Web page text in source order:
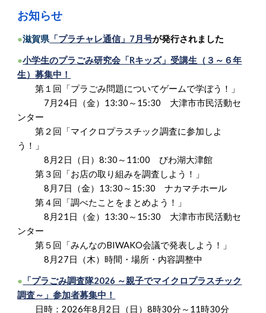
お知らせ
●滋賀県 「プラチャレ通信」7月号が発行されました
●小学生のプラごみ研究会「Rキッズ」受講生（３～６年
生）募集中！
第１回「プラごみ問題についてゲームで学ぼう！」
7月24日（金）13:30～15:30 大津市市民活動セ
ンター
第２回「マイクロプラスチック調査に参加しよ
う！」
8月2日（日）8:30～11:00 びわ湖大津館
第３回「お店の取り組みを調査しよう！」
8月7日（金）13:30～15:30 ナカマチホール
第４回「調べたことをまとめよう！」
8月21日（金）13:30～15:30 大津市市民活動セ
ンター
第５回「みんなのBIWAKO会議で発表しよう！」
8月27日（木）時間・場所・内容調整中
● 「プラごみ調査隊2026 ～親子でマイクロプラスチック
調査～」参加者募集中！
日時：2026年8月2日（日）8時30分～11時30分